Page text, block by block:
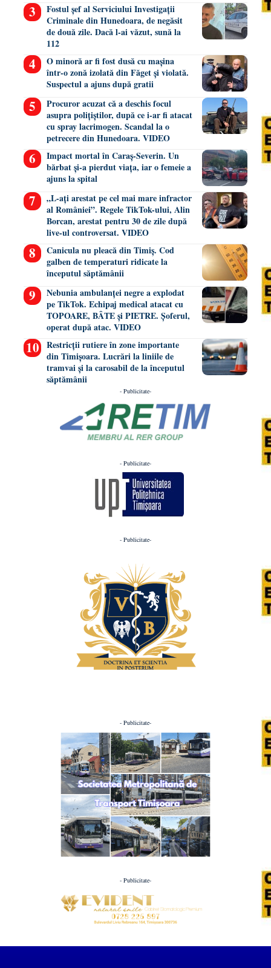
Fostul șef al Serviciului Investigații
Criminale din Hunedoara, de negăsit
de două zile. Dacă l-ai văzut, sună la
112
O minoră ar fi fost dusă cu mașina
într-o zonă izolată din Făget și violată.
Suspectul a ajuns după gratii
Procuror acuzat că a deschis focul
asupra polițiștilor, după ce i-ar fi atacat
cu spray lacrimogen. Scandal la o
petrecere din Hunedoara. VIDEO
Impact mortal în Caraș-Severin. Un
bărbat și-a pierdut viața, iar o femeie a
ajuns la spital
„L-ați arestat pe cel mai mare infractor
al României”. Regele TikTok-ului, Alin
Borcan, arestat pentru 30 de zile după
live-ul controversat. VIDEO
Canicula nu pleacă din Timiș. Cod
galben de temperaturi ridicate la
începutul săptămânii
Nebunia ambulanței negre a explodat
pe TikTok. Echipaj medical atacat cu
TOPOARE, BÂTE și PIETRE. Șoferul,
operat după atac. VIDEO
Restricții rutiere în zone importante
din Timișoara. Lucrări la liniile de
tramvai și la carosabil de la începutul
săptămânii
- Publicitate-
- Publicitate-
- Publicitate-
- Publicitate-
- Publicitate-